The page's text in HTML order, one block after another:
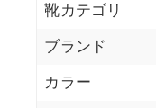
靴カテゴリ
ブランド
カラー